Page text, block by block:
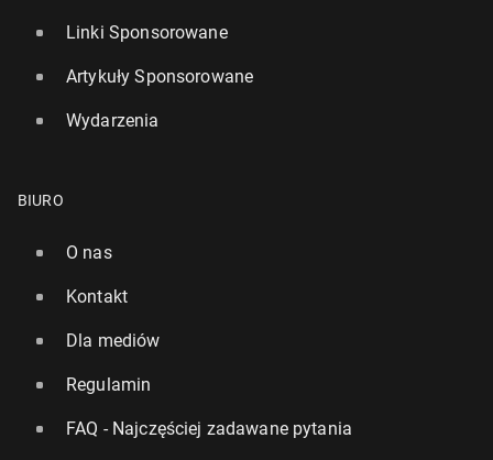
Linki Sponsorowane
Artykuły Sponsorowane
Wydarzenia
BIURO
O nas
Kontakt
Dla mediów
Regulamin
FAQ - Najczęściej zadawane pytania